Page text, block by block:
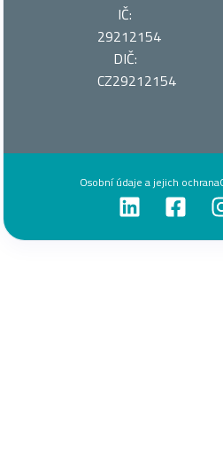
IČ:
29212154
DIČ:
CZ29212154
Osobní údaje a jejich ochrana